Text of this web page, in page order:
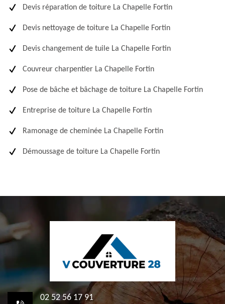
Devis réparation de toiture La Chapelle Fortin
Devis nettoyage de toiture La Chapelle Fortin
Devis changement de tuile La Chapelle Fortin
Couvreur charpentier La Chapelle Fortin
Pose de bâche et bâchage de toiture La Chapelle Fortin
Entreprise de toiture La Chapelle Fortin
Ramonage de cheminée La Chapelle Fortin
Démoussage de toiture La Chapelle Fortin
02 52 56 17 91